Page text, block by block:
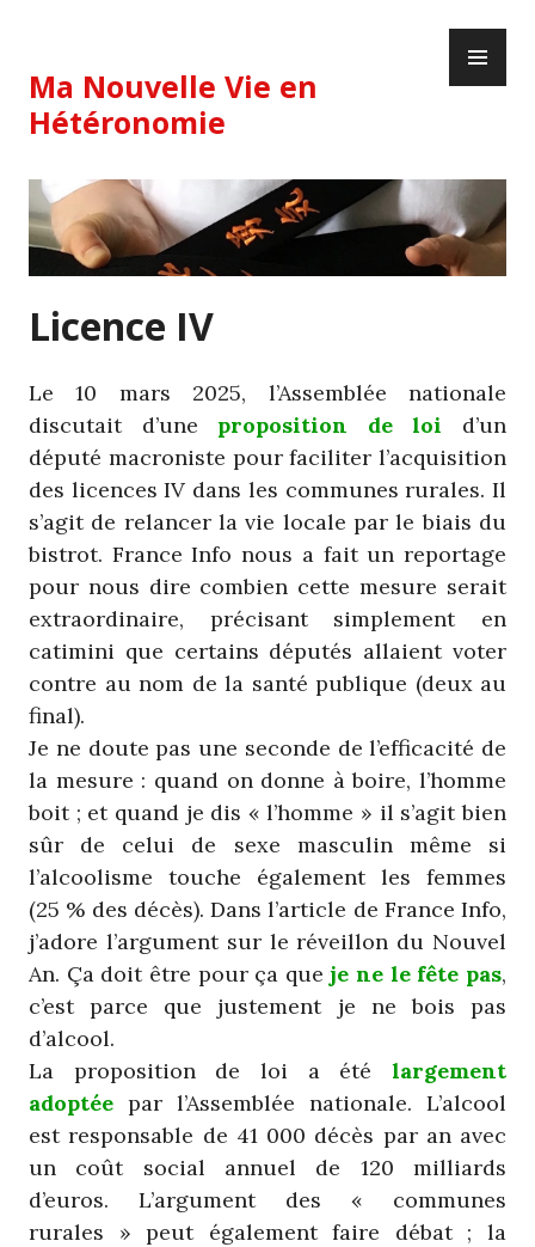
content
Ma Nouvelle Vie en
Hétéronomie
Licence IV
Le 10 mars 2025, l’Assemblée nationale
discutait d’une proposition de loi d’un
député macroniste pour faciliter l’acquisition
des licences IV dans les communes rurales. Il
s’agit de relancer la vie locale par le biais du
bistrot. France Info nous a fait un reportage
pour nous dire combien cette mesure serait
extraordinaire, précisant simplement en
catimini que certains députés allaient voter
contre au nom de la santé publique (deux au
final).
Je ne doute pas une seconde de l’efficacité de
la mesure : quand on donne à boire, l’homme
boit ; et quand je dis « l’homme » il s’agit bien
sûr de celui de sexe masculin même si
l’alcoolisme touche également les femmes
(25 % des décès). Dans l’article de France Info,
j’adore l’argument sur le réveillon du Nouvel
An. Ça doit être pour ça queje ne le fête pas,
c’est parce que justement je ne bois pas
d’alcool.
La proposition de loi a été largement
adoptée par l’Assemblée nationale. L’alcool
est responsable de 41 000 décès par an avec
un coût social annuel de 120 milliards
d’euros. L’argument des « communes
rurales » peut également faire débat ; la